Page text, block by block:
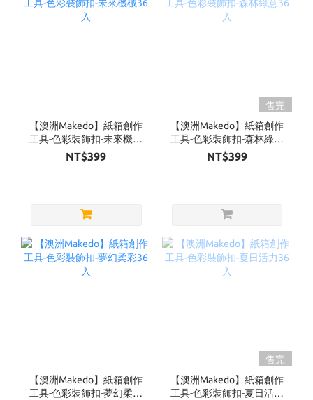
【澳洲Makedo】紙箱創作
工具-色彩裝飾扣-未來機械
36入
NT$399
售完
【澳洲Makedo】紙箱創作
工具-色彩裝飾扣-森林綠意
36入
NT$399
【澳洲Makedo】紙箱創作
工具-色彩裝飾扣-夢幻柔彩
售完
【澳洲Makedo】紙箱創作
工具-色彩裝飾扣-夏日活力